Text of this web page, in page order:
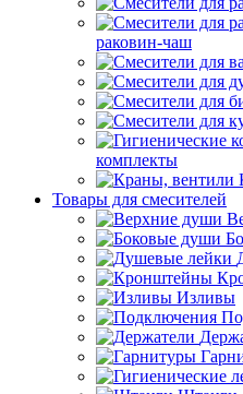
раковин-чаш
комплекты
Товары для смесителей
Изливы